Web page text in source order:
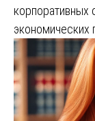
корпоративных
экономических